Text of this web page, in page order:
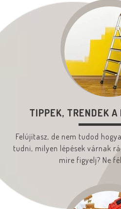
TIPPEK, TRENDEK
Felújítasz, de nem tudod
tudni, milyen lépések várnak
mire figyelj? Ne